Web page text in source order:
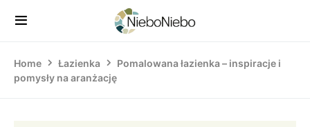
Home Łazienka
Pomalowana łazienka – inspiracje i
pomysły na aranżację